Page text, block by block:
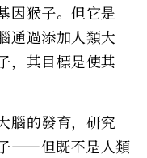
因猴子。但它是
通過添加人類大
，其目標是使其
腦的發育，研究
——但既不是人類